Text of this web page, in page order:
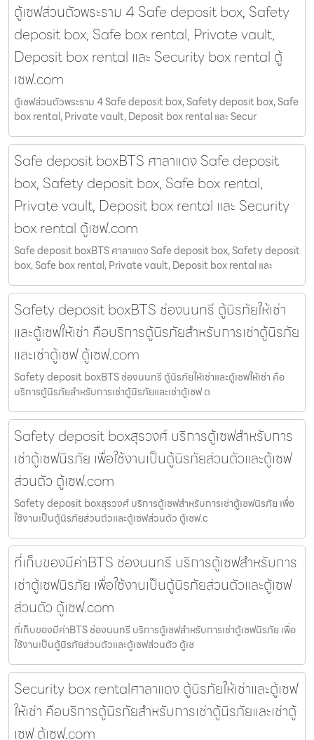
ตู้เซฟส่วนตัวพระราม 4 Safe deposit box, Safety
deposit box, Safe box rental, Private vault,
Deposit box rental และ Security box rental ตู้
เซฟ.com
ตู้เซฟส่วนตัวพระราม 4 Safe deposit box, Safety deposit box, Safe
box rental, Private vault, Deposit box rental และ Secur
Safe deposit boxBTS ศาลาแดง Safe deposit
box, Safety deposit box, Safe box rental,
Private vault, Deposit box rental และ Security
box rental ตู้เซฟ.com
Safe deposit boxBTS ศาลาแดง Safe deposit box, Safety deposit
box, Safe box rental, Private vault, Deposit box rental และ
Safety deposit boxBTS ช่องนนทรี ตู้นิรภัยให้เช่า
และตู้เซฟให้เช่า คือบริการตู้นิรภัยสำหรับการเช่าตู้นิรภัย
และเช่าตู้เซฟ ตู้เซฟ.com
Safety deposit boxBTS ช่องนนทรี ตู้นิรภัยให้เช่าและตู้เซฟให้เช่า คือ
บริการตู้นิรภัยสำหรับการเช่าตู้นิรภัยและเช่าตู้เซฟ ต
Safety deposit boxสุรวงศ์ บริการตู้เซฟสำหรับการ
เช่าตู้เซฟนิรภัย เพื่อใช้งานเป็นตู้นิรภัยส่วนตัวและตู้เซฟ
ส่วนตัว ตู้เซฟ.com
Safety deposit boxสุรวงศ์ บริการตู้เซฟสำหรับการเช่าตู้เซฟนิรภัย เพื่อ
ใช้งานเป็นตู้นิรภัยส่วนตัวและตู้เซฟส่วนตัว ตู้เซฟ.c
ที่เก็บของมีค่าBTS ช่องนนทรี บริการตู้เซฟสำหรับการ
เช่าตู้เซฟนิรภัย เพื่อใช้งานเป็นตู้นิรภัยส่วนตัวและตู้เซฟ
ส่วนตัว ตู้เซฟ.com
ที่เก็บของมีค่าBTS ช่องนนทรี บริการตู้เซฟสำหรับการเช่าตู้เซฟนิรภัย เพื่อ
ใช้งานเป็นตู้นิรภัยส่วนตัวและตู้เซฟส่วนตัว ตู้เซ
Security box rentalศาลาแดง ตู้นิรภัยให้เช่าและตู้เซฟ
ให้เช่า คือบริการตู้นิรภัยสำหรับการเช่าตู้นิรภัยและเช่าตู้
เซฟ ตู้เซฟ.com